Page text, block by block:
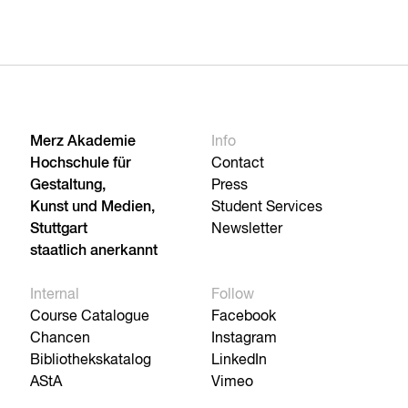
Merz Akademie
Hochschule für
Gestaltung,
Kunst und Medien,
Stuttgart
staatlich anerkannt
Info
Contact
Press
Student Services
Newsletter
Internal
Course Catalogue
Chancen
Bibliothekskatalog
AStA
Follow
Facebook
Instagram
LinkedIn
Vimeo